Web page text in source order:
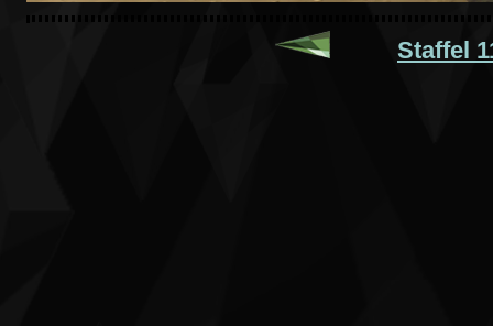
Staffel